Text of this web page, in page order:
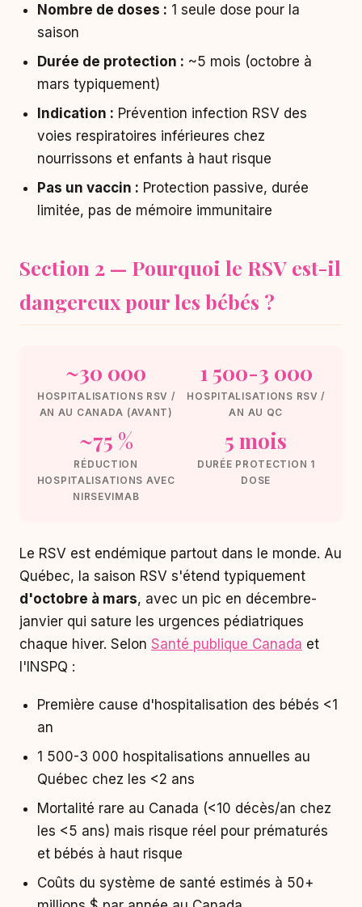
Nombre de doses : 1 seule dose pour la
saison
Durée de protection : ~5 mois (octobre à
mars typiquement)
Indication : Prévention infection RSV des
voies respiratoires inférieures chez
nourrissons et enfants à haut risque
Pas un vaccin : Protection passive, durée
limitée, pas de mémoire immunitaire
Section 2 — Pourquoi le RSV est-il
dangereux pour les bébés ?
~30 000
HOSPITALISATIONS RSV /
AN AU CANADA (AVANT)
1 500-3 000
HOSPITALISATIONS RSV /
AN AU QC
~75 %
RÉDUCTION
HOSPITALISATIONS AVEC
NIRSEVIMAB
5 mois
DURÉE PROTECTION 1
DOSE
Le RSV est endémique partout dans le monde. Au
Québec, la saison RSV s'étend typiquement
d'octobre à mars, avec un pic en décembre-
janvier qui sature les urgences pédiatriques
chaque hiver. Selon Santé publique Canada et
l'INSPQ :
Première cause d'hospitalisation des bébés <1
an
1 500-3 000 hospitalisations annuelles au
Québec chez les <2 ans
Mortalité rare au Canada (<10 décès/an chez
les <5 ans) mais risque réel pour prématurés
et bébés à haut risque
Coûts du système de santé estimés à 50+